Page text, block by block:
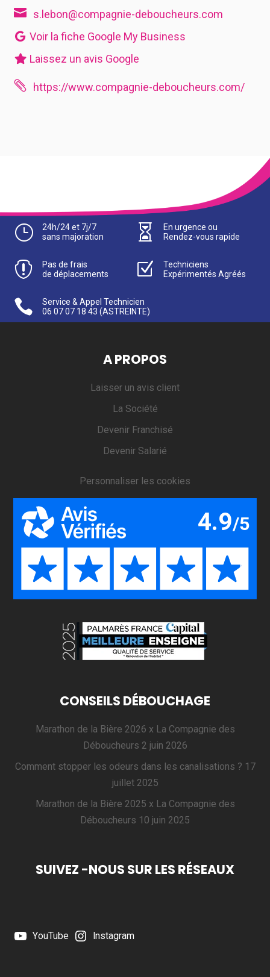
 s.lebon@compagnie-deboucheurs.com
Voir la fiche Google My Business
Laissez un avis Google
 https://www.compagnie-deboucheurs.com/
}
24h/24 et 7j/7
sans majoration

En urgence ou
Rendez-vous rapide

Pas de frais
de déplacements
Z
Techniciens
Expérimentés Agréés

Service & Appel Technicien
06 07 07 18 43 (ASTREINTE)
A PROPOS
Laisser un avis client
La Société
Devenir Franchisé
Devenir Salarié
Personnaliser les cookies
CONSEILS DÉBOUCHAGE
Marathon de la Bière 2026 x La Compagnie des
Déboucheurs 2 juin 2026
Comment stopper les odeurs dans les canalisations ? 17
juillet 2025
Marathon de la Bière 2025 x La Compagnie des
Déboucheurs 10 juin 2025
SUIVEZ -NOUS SUR LES RÉSEAUX
YouTube Instagram